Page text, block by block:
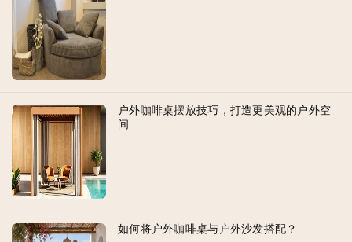
户外咖啡桌摆放技巧，打造更美观的户外空
间
如何将户外咖啡桌与户外沙发搭配？